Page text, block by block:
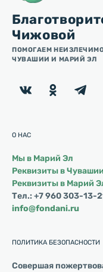
Чижовой
ПОМОГАЕМ
ЧУВАШИИ И МАРИЙ ЭЛ
О НАС
Мы в Марий Эл
Реквизиты в Чувашии
Реквизиты в Марий
Тел.: +7 960 303-13-
info@fondani.ru
ПОЛИТИКА БЕЗОПАСНОСТИ
Совершая